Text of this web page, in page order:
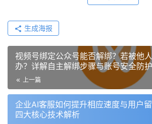
生成海报
视频号绑定公众号能否解绑？若被他
办？详解自主解绑步骤与账号安全防
申诉指南！
上一篇
企业AI客服如何提升相应速度与用户
四大核心技术解析